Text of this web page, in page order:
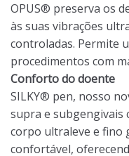
OPUS® preserva os
às suas vibrações
controladas. Permite
procedimentos com
Conforto do doente
SILKY® pen, nosso
supra e subgengivais
corpo ultraleve e fino
confortável,